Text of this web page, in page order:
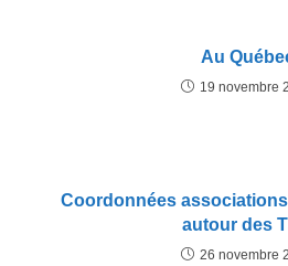
Au
19 novembre
Coordonnées
autour des
26 novembre